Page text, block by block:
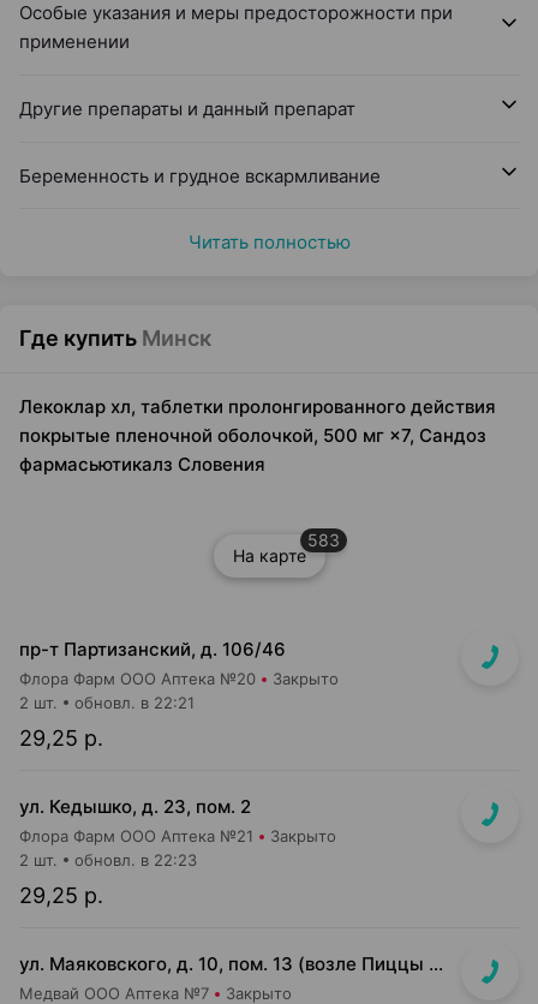
Особые указания и меры предосторожности при
применении
Другие препараты и данный препарат
Беременность и грудное вскармливание
Читать полностью
Где купить Минск
Лекоклар хл, таблетки пролонгированного действия
покрытые пленочной оболочкой, 500 мг ×7, Сандоз
фармасьютикалз Словения
На карте
583
пр-т Партизанский, д. 106/46
Флора Фарм ООО Аптека №20 Закрыто
29,25 р.
2 шт. обновл. в 22:21
ул. Кедышко, д. 23, пом. 2
Флора Фарм ООО Аптека №21 Закрыто
29,25 р.
2 шт. обновл. в 22:23
ул. Маяковского, д. 10, пом. 13 (возле Пиццы Мании)
Медвай ООО Аптека №7 Закрыто